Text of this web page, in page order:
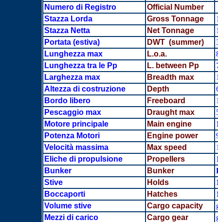
Numero di Registro
Official Number
Stazza Lorda
Gross Tonnage
Stazza Netta
Net Tonnage
Portata(estiva) DWT (summer)
Lunghezza max
L.o.a.
Lunghezza tra le Pp
L. between Pp
Larghezza max
Breadth max
Altezza di costruzione
Depth
Bordo libero
Freeboard
Pescaggio max
Draught max
Motore principale
Main engine
Potenza Motori
Engine power
Velocità massima
Max speed
Eliche di propulsione
Propellers
Bunker
Bunker
Stive
Holds
Boccaporti
Hatches
Volume stive
Cargo capacity
Mezzi di carico
Cargo gear